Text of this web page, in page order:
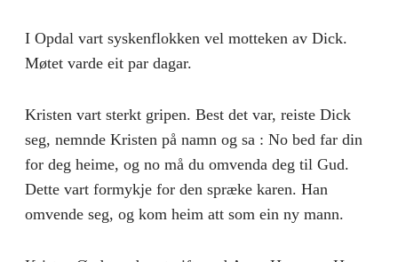
I Opdal vart syskenflokken vel motteken av Dick.
Møtet varde eit par dagar.
Kristen vart sterkt gripen. Best det var, reiste Dick
seg, nemnde Kristen på namn og sa : No bed far din
for deg heime, og no må du omvenda deg til Gud.
Dette vart formykje for den spræke karen. Han
omvende seg, og kom heim att som ein ny mann.